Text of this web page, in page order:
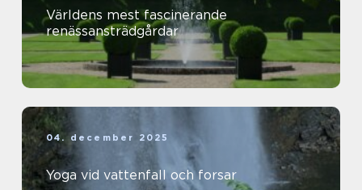
Världens mest fascinerande
renässansträdgårdar
04. december 2025
Yoga vid vattenfall och forsar